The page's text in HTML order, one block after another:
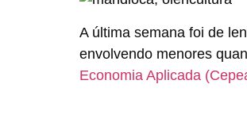
A última semana foi de
envolvendo menores
Economia Aplicada